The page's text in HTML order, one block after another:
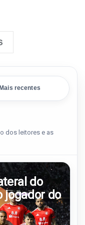
Mais recentes
dos leitores e as
do
jogador do